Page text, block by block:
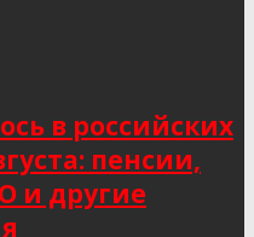
в российских
пенсии,
и другие